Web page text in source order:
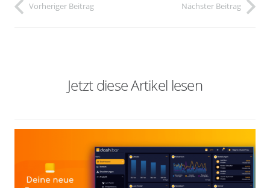
Vorheriger Beitrag Nächster Beitrag
Jetzt diese Artikel lesen